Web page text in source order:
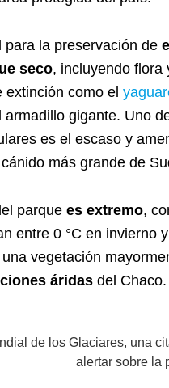
para la preservación de
seco, incluyendo flora
extinción como el
armadillo gigante. Uno
es el escaso y
más grande de
parque es extremo,
entre 0 °C en invierno
vegetación
áridas del Chaco.
de los Glaciares, una
alertar sobre la